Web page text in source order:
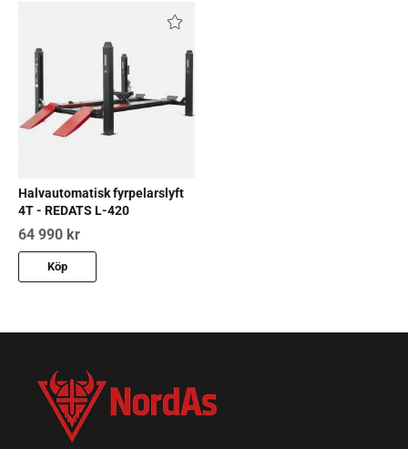
Halvautomatisk fyrpelarslyft
4T - REDATS L-420
64 990 kr
Köp